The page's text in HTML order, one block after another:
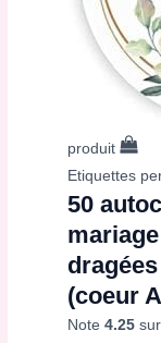
produit
Etiquettes
50
(coeur
Note4.25